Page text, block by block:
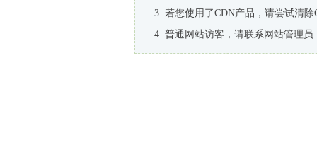
若您使用了CDN产品，请尝试清除
普通网站访客，请联系网站管理员